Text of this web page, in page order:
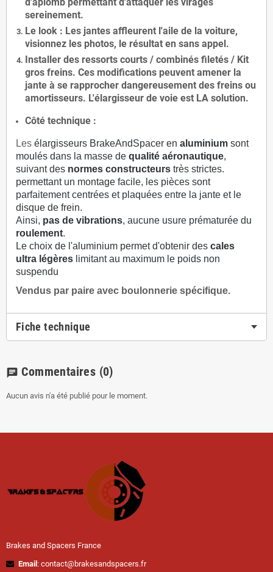
sereinement.
Le look : Les jantes affleurent l'aile de la voiture,
visionnez les photos, le résultat en sans appel.
Installer des ressorts courts / combinés filetés / Kit
gros freins. Ces modifications peuvent amener la
jante à se rapprocher dangereusement des freins ou
amortisseurs. L'élargisseur de voie est LA solution.
Côté technique :
Les élargisseurs BrakeAndSpacer en aluminium sont
moulés dans la masse de qualité aéronautique,
suivant des normes constructeurs très strictes.
permettant un montage facile, les pièces sont
parfaitement centrées et plaquées entre la jante et le
disque de frein.
Ainsi, pas de vibrations, aucune usure prématurée du
roulement.
Le choix de l'aluminium permet d'obtenir des cales
ultra légères limitant au maximum le poids non
suspendu
Vendus par paire avec boulonnerie spécifique.
Fiche technique
chat Commentaires (0)
Aucun avis n'a été publié pour le moment.
Brakes and Spacers France
Email : contact@brakesandspacers.fr